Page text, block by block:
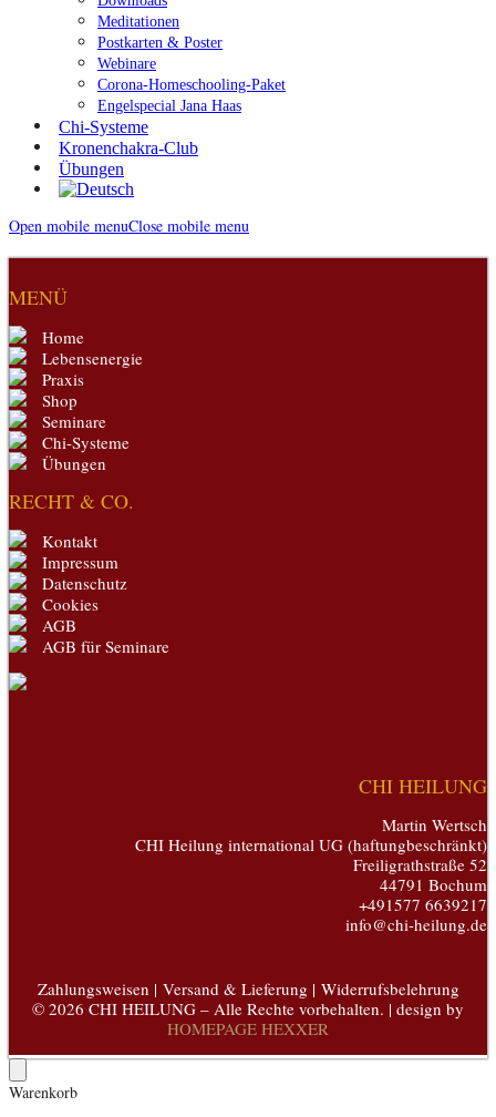
Meditationen
Postkarten & Poster
Webinare
Corona-Homeschooling-Paket
Engelspecial Jana Haas
Chi-Systeme
Kronenchakra-Club
Übungen
Open mobile menuClose mobile menu
MENÜ
Home
Lebensenergie
Praxis
Shop
Seminare
Chi-Systeme
Übungen
RECHT & CO.
Kontakt
Impressum
Datenschutz
Cookies
AGB
AGB für Seminare
CHI HEILUNG
Martin Wertsch
CHI Heilung international UG (haftungbeschränkt)
Freiligrathstraße 52
44791 Bochum
+491577 6639217
info@chi-heilung.de
Zahlungsweisen | Versand & Lieferung | Widerrufsbelehrung
© 2026 CHI HEILUNG – Alle Rechte vorbehalten. | design by
HOMEPAGE HEXXER
Warenkorb